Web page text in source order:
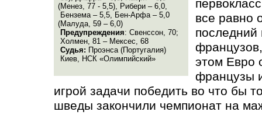
(Менез, 77 - 5,5), Рибери – 6,0,
Бензема – 5,5, Бен-Арфа – 5,0
(Малуда, 59 – 6,0)
Предупреждения: Свенссон, 70;
Холмен, 81 – Мексес, 68
Судья: Проэнса (Португалия)
Киев, НСК «Олимпийский»
все равно
последний
этом Евро
французы
игрой задачи победить во что бы
шведы закончили чемпионат на